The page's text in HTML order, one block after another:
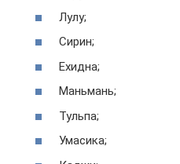
Лулу;
Сирин;
Ехидна;
Маньмань;
Тульпа;
Умасика;